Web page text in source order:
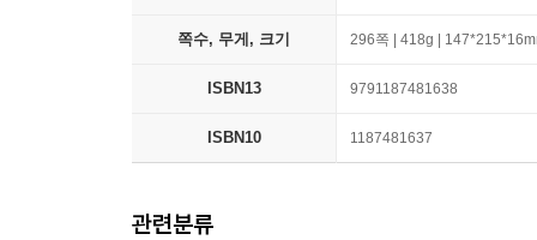
쪽수, 무게, 크기 296쪽 | 418g |
ISBN13 9791187481638
ISBN10 1187481637
관련분류